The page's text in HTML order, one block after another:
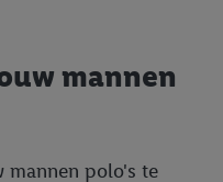
mannen
mannen polo's te